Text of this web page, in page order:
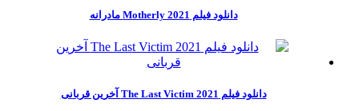
دانلود فیلم Motherly 2021 مادرانه
دانلود فیلم The Last Victim 2021 آخرین قربانی